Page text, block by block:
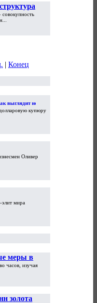
| Конец
выглядит новая
купюру
Оливер
элит мира
меры в
и
часов, изучая
золота